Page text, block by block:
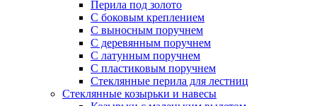
Перила под золото
С боковым креплением
С выносным поручнем
С деревянным поручнем
С латунным поручнем
С пластиковым поручнем
Стеклянные перила для лестниц
Стеклянные козырьки и навесы